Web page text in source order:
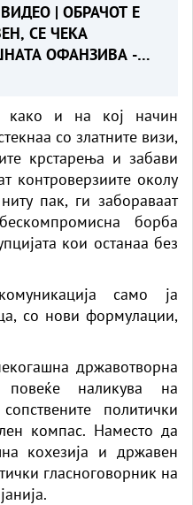
| ОБРАЧОТ Е
СЕ ЧЕКА
ОФАНЗИВА -
„ер - тракторите““
како и на кој начин
со златните визи,
крстарења и забави
контроверзиите околу
пак, ги забораваат
борба
кои останаа без
само ја
со нови формулации,
државотворна
повеќе наликува на
политички
компас. Наместо да
кохезија и државен
гласноговорник на